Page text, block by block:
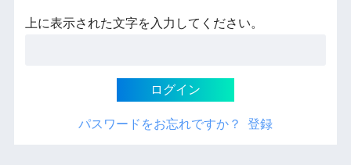
上に表示された文字を入力してください。
パスワードをお忘れですか？ 登録